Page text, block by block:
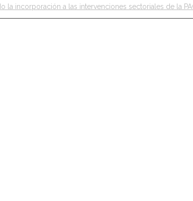
la incorporación a las intervenciones sectoriales de la